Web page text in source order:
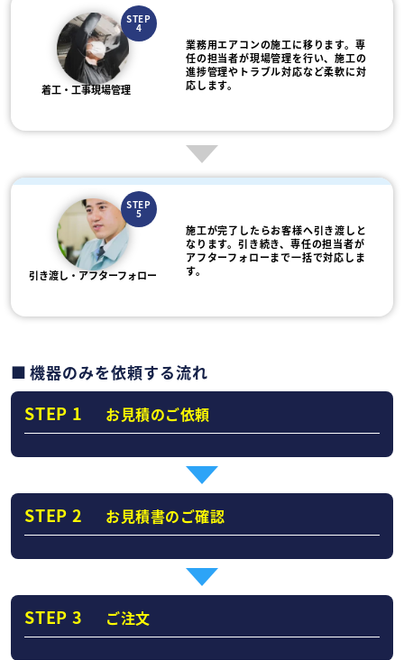
STEP
4
着工・工事現場管理
業務用エアコンの施工に移ります。専
任の担当者が現場管理を行い、施工の
進捗管理やトラブル対応など柔軟に対
応します。
STEP
5
引き渡し・アフターフォロー
施工が完了したらお客様へ引き渡しと
なります。引き続き、専任の担当者が
アフターフォローまで一括で対応しま
す。
機器のみを依頼する流れ
STEP 1 お見積のご依頼
STEP 2 お見積書のご確認
STEP 3 ご注文